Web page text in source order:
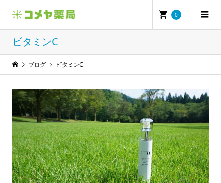
0
ビタミンC
ブログ ビタミンC